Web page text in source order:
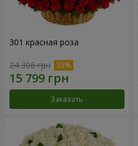
301 красная роза
24 306 грн
Заказать